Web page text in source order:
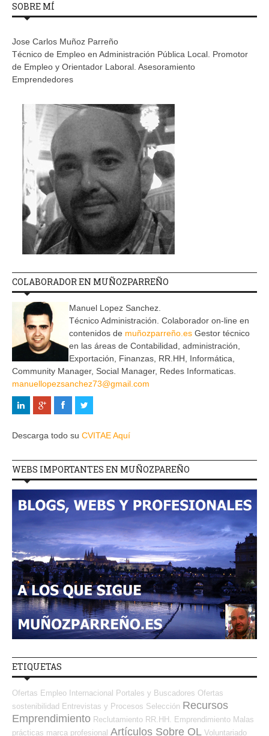
SOBRE MÍ
Jose Carlos Muñoz Parreño
Técnico de Empleo en Administración Pública Local. Promotor
de Empleo y Orientador Laboral. Asesoramiento
Emprendedores
COLABORADOR EN MUÑOZPARREÑO
Manuel Lopez Sanchez.
Técnico Administración. Colaborador on-line en
contenidos de muñozparreño.es Gestor técnico
en las áreas de Contabilidad, administración,
Exportación, Finanzas, RR.HH, Informática,
Community Manager, Social Manager, Redes Informaticas.
manuellopezsanchez73@gmail.com
Descarga todo su CVITAE Aquí
WEBS IMPORTANTES EN MUÑOZPAREÑO
ETIQUETAS
Ofertas Empleo Internacional Portales y Buscadores Ofertas
sostenibilidad Entrevistas y Procesos Selección Recursos
Emprendimiento Reclutamiento RR.HH. Emprendimiento Malas
prácticas marca profesional Artículos Sobre OL Voluntariado